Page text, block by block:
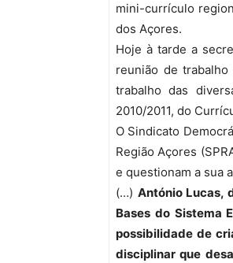
mini-currículo
dos Açores.
Hoje à tarde a
reunião de
trabalho das
2010/2011, do
O Sindicato
Região Açores
e questionam a sua
(…) António Lucas,
Bases do Sistema
possibilidade de
disciplinar que